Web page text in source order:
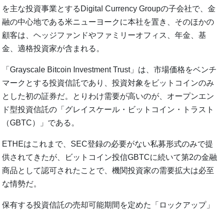
を主な投資事業とするDigital Currency Groupの子会社で、金
融の中心地である米ニューヨークに本社を置き、そのほかの
顧客は、ヘッジファンドやファミリーオフィス、年金、基
金、適格投資家が含まれる。
「Grayscale Bitcoin Investment Trust」は、市場価格をベンチ
マークとする投資信託であり、投資対象をビットコインのみ
とした初の証券だ。とりわけ需要が高いのが、オープンエン
ド型投資信託の「グレイスケール・ビットコイン・トラスト
（GBTC）」である。
ETHEはこれまで、SEC登録の必要がない私募形式のみで提
供されてきたが、ビットコイン投信GBTCに続いて第2の金融
商品として認可されたことで、機関投資家の需要拡大は必至
な情勢だ。
保有する投資信託の売却可能期間を定めた「ロックアップ」